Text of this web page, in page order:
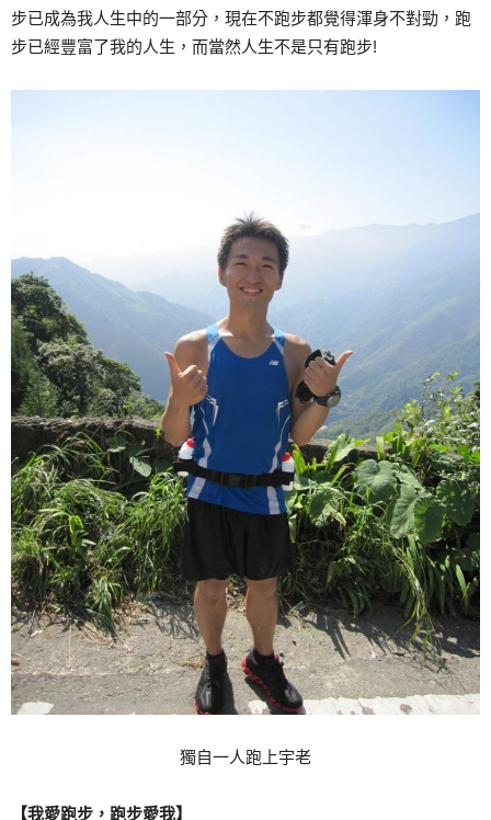
步已成為我人生中的一部分，現在不跑步都覺得渾身不對勁，跑
步已經豐富了我的人生，而當然人生不是只有跑步!
獨自一人跑上宇老
【我愛跑步，跑步愛我】